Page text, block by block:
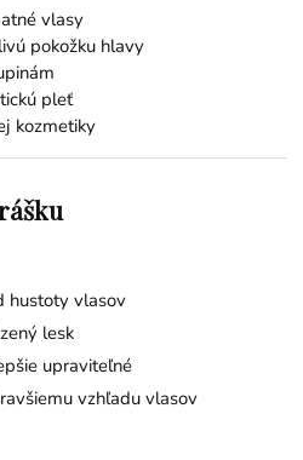
vlasy
pokožku hlavy
pleť
kozmetiky
hustoty vlasov
lesk
upraviteľné
vzhľadu vlasov